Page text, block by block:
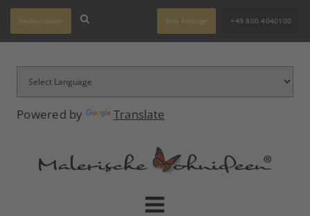
Powered by Translate
Rezensionen Ihre Anfrage +49 800 4040100